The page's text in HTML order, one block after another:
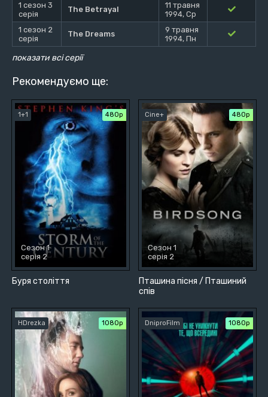
1 сезон 3
серія
The Betrayal
11 травня
1994, Ср
1 сезон 2
серія
The Dreams
9 травня
1994, Пн
показати всі серії
Рекомендуємо ще:
Буря століття
1+1 480р
Сезон 1
серія 2
Пташина пісня / Пташиний
спів
Cine+ 480р
Сезон 1
серія 2
HDrezka 1080p DniproFilm 1080p